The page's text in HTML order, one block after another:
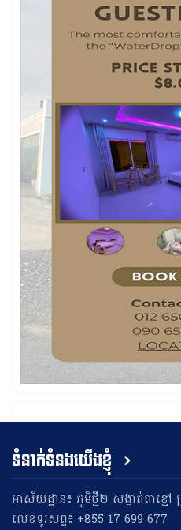
ទំនាក់ទំនងយើងខ្ញុំ
អាស័យដ្ឋាន៖ ភូមិថ្មី២ សង្កាត់តាខ្មៅ
លេខទូរសព្ទ៖ +855 17 699 677